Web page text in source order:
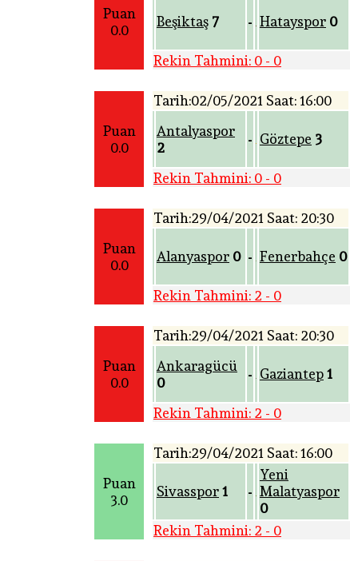
Puan
0.0
Beşiktaş 7 - Hatayspor 0
Rekin Tahmini: 0 - 0
Puan
0.0
Tarih:02/05/2021 Saat: 16:00
Antalyaspor
2
- Göztepe 3
Rekin Tahmini: 0 - 0
Puan
0.0
Tarih:29/04/2021 Saat: 20:30
Alanyaspor 0 - Fenerbahçe 0
Rekin Tahmini: 2 - 0
Puan
0.0
Tarih:29/04/2021 Saat: 20:30
Ankaragücü
0
- Gaziantep1
Rekin Tahmini: 2 - 0
Puan
3.0
Tarih:29/04/2021 Saat: 16:00
Sivasspor1 -
Yeni
Malatyaspor
0
Rekin Tahmini: 2 - 0